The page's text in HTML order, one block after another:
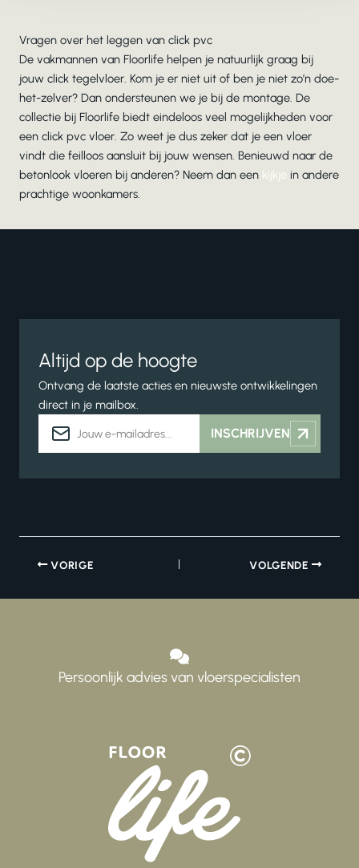
Vragen over het leggen van click pvc
De vakmannen van Floorlife helpen je natuurlijk graag bij
jouw click tegelvloer. Kom je er niet uit of ben je niet zo’n doe-
het-zelver? Dan ondersteunen we je bij de montage. De
collectie bij Floorlife biedt eindeloos veel mogelijkheden voor
een click pvc vloer. Zo weet je dus zeker dat je een vloer
vindt die feilloos aansluit bij jouw wensen. Benieuwd naar de
betonlook vloeren bij anderen? Neem dan een kijkje in andere
prachtige woonkamers.
Altijd op de hoogte
Ontvang de laatste acties en nieuwste ontwikkelingen
direct in je mailbox.
mailadres
INSCHRIJVEN
VORIGE VOLGENDE
Persoonlijk advies van vloerspecialisten